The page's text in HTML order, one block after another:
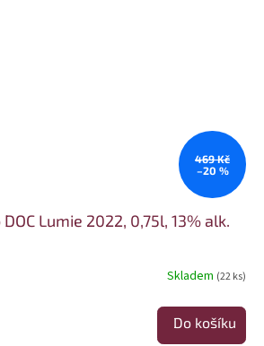
469 Kč
–20 %
Lumie 2022, 0,75l, 13% alk.
Skladem (22 ks)
Do košíku